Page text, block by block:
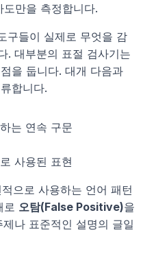
만을 측정합니다.
구들이 실제로 무엇을 감
. 대부분의 표절 검사기는
을 둡니다. 대개 다음과
합니다.
는 연속 구문
사용된 표현
으로 사용하는 언어 패턴
로 오탐(False Positive)을
나 표준적인 설명의 글일